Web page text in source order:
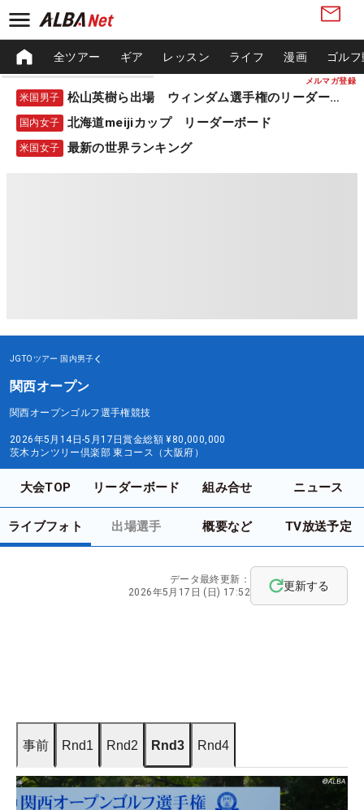
メルマガ登録
全ツアー ギア レッスン ライフ 漫画 ゴル
米国男子 松山英樹ら出場 ウィンダム選手権のリーダーボード
国内女子 北海道meijiカップ リーダーボード
米国女子 最新の世界ランキング
JGTOツアー 国内男子
関西オープン
関西オープンゴルフ選手権競技
2026年5月14日-5月17日賞金総額 ¥80,000,000
茨木カンツリー倶楽部 東コース（大阪府）
大会TOP リーダーボード 組み合せ ニュース
ライブフォト 出場選手 概要など TV放送予定
データ最終更新：
2026年5月17日 (日) 17:52
更新する
事前 Rnd1 Rnd2 Rnd3 Rnd4